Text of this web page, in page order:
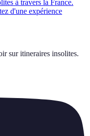
à travers la France.
d'une expérience
sur itineraires insolites.